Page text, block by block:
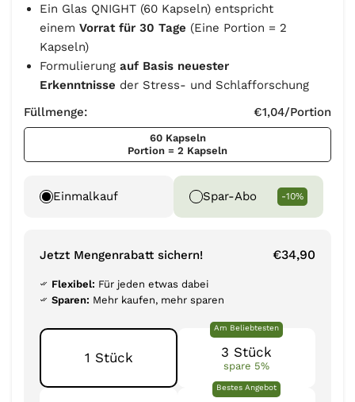
Ein Glas QNIGHT (60 Kapseln) entspricht
einem Vorrat für 30 Tage (Eine Portion = 2
Kapseln)
Formulierung auf Basis neuester
Erkenntnisse der Stress- und Schlafforschung
Füllmenge:
€1,04/Portion
60 Kapseln
Portion = 2 Kapseln
Einmalkauf Spar-Abo -10%
Jetzt Mengenrabatt sichern! €34,90
Flexibel: Für jeden etwas dabei
Sparen: Mehr kaufen, mehr sparen
1 Stück 3 Stück
spare 5%
Am Beliebtesten
Bestes Angebot